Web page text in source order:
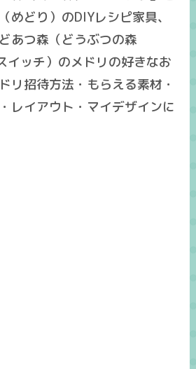
めどり）のDIYレシピ家具、
あつ森（どうぶつの森
ッチ）のメドリの好きなお
リ招待方法・もらえる素材・
レイアウト・マイデザインに